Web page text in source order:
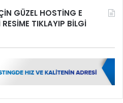
GÜZEL HOSTİNG E
TIKLAYIP BİLGİ